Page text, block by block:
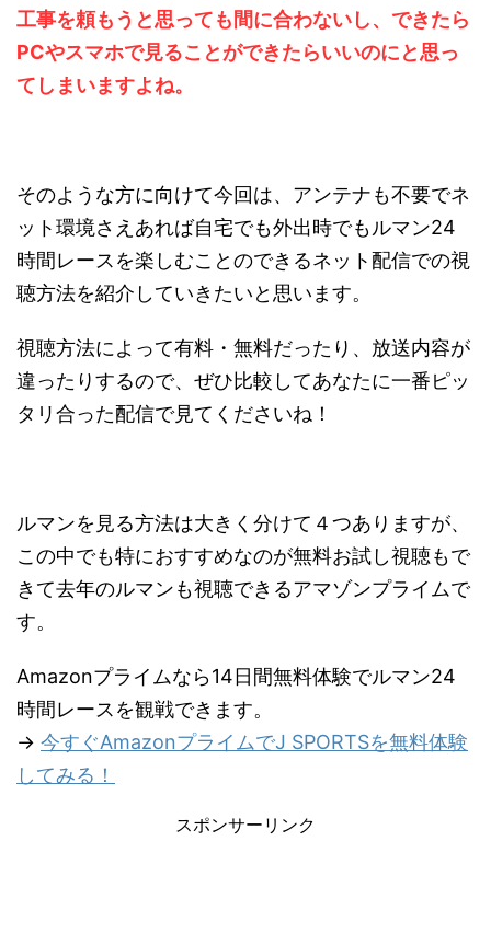
工事を頼もうと思っても間に合わないし、できたら
PCやスマホで見ることができたらいいのにと思っ
てしまいますよね。
そのような方に向けて今回は、アンテナも不要でネ
ット環境さえあれば自宅でも外出時でもルマン24
時間レースを楽しむことのできるネット配信での視
聴方法を紹介していきたいと思います。
視聴方法によって有料・無料だったり、放送内容が
違ったりするので、ぜひ比較してあなたに一番ピッ
タリ合った配信で見てくださいね！
ルマンを見る方法は大きく分けて４つありますが、
この中でも特におすすめなのが無料お試し視聴もで
きて去年のルマンも視聴できるアマゾンプライムで
す。
Amazonプライムなら14日間無料体験でルマン24
時間レースを観戦できます。
→ 今すぐAmazonプライムでJ SPORTSを無料体験
してみる！
スポンサーリンク